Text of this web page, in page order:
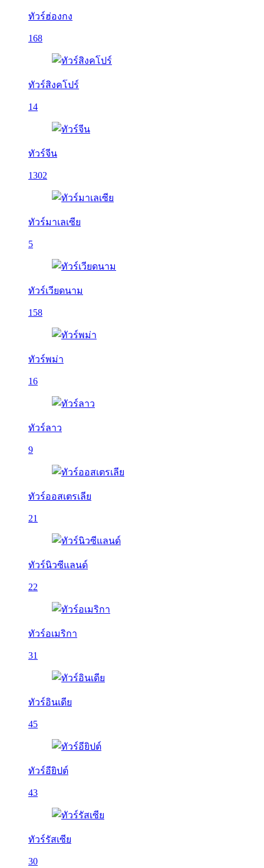
ทัวร์ฮ่องกง
168
ทัวร์สิงคโปร์
14
ทัวร์จีน
1302
ทัวร์มาเลเซีย
5
ทัวร์เวียดนาม
158
ทัวร์พม่า
16
ทัวร์ลาว
9
ทัวร์ออสเตรเลีย
21
ทัวร์นิวซีแลนด์
22
ทัวร์อเมริกา
31
ทัวร์อินเดีย
45
ทัวร์อียิปต์
43
ทัวร์รัสเซีย
30